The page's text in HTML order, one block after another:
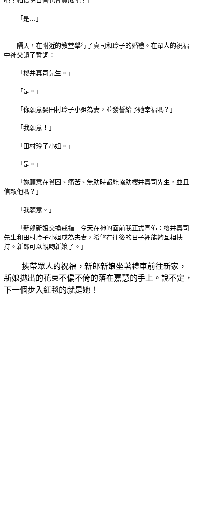
「是…」
隔天，在附近的教堂舉行了真司和玲子的婚禮。在眾人的祝福
中神父讀了誓詞：
「櫻井真司先生。」
「是。」
「你願意娶田村玲子小姐為妻，並發誓給予她幸福嗎？」
「我願意！」
「田村玲子小姐。」
「是。」
「妳願意在貧困、痛苦、無助時都能協助櫻井真司先生，並且
信賴他嗎？」
「我願意。」
「新郎新娘交換戒指…今天在神的面前我正式宣佈：櫻井真司
先生和田村玲子小姐成為夫妻，希望在往後的日子裡能夠互相扶
持。新郎可以親吻新娘了。」
挾帶眾人的祝福，新郎新娘坐著禮車前往新家，
新娘拋出的花束不偏不倚的落在嘉慧的手上。說不定，
下一個步入紅毯的就是她！